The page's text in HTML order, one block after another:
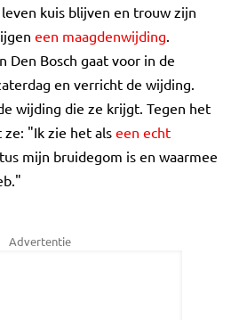
kuis blijven en trouw zijn
een maagdenwijding.
Den Bosch gaat voor in de
en verricht de wijding.
wijding die ze krijgt. Tegen het
ze: "Ik zie het als een echt
mijn bruidegom is en waarmee
Advertentie